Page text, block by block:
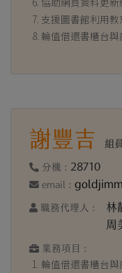
支援圖書館利用
輪值借還書櫃台與
謝豐吉 組
分機 : 28710
email :
職務代理人 :
林
周
業務項目 :
輪值借還書櫃台與